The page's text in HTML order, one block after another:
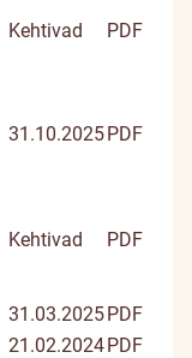
Kehtivad PDF
31.10.2025PDF
Kehtivad PDF
31.03.2025PDF
21.02.2024PDF